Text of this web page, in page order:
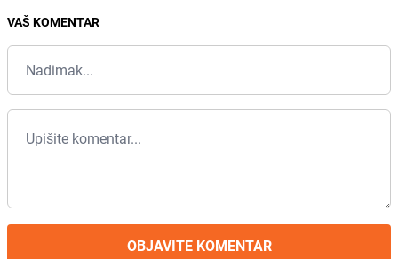
VAŠ KOMENTAR
OBJAVITE KOMENTAR